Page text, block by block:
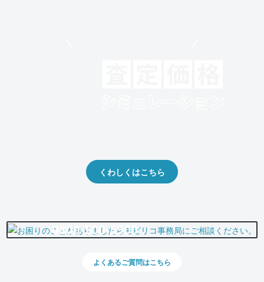
くわしくはこちら
0800-500-5500
よくあるご質問はこちら